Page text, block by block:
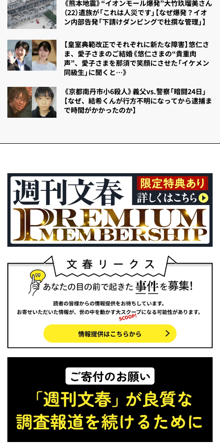
《熊本地震》“イオンモール爆発”大竹玖瑠美さん
（22）遺族が「これは人災です」【なぜ爆発？イオ
ン内部告発「下請けダンピングで杜撰な管理」】
【皇室典範改正でそれぞれに新たな障害】悠仁さ
ま、愛子さまのご結婚《悠仁さまの“貴重肉
声”、愛子さまを那須で笑顔にさせた「イケメン
同級生」に聞くと…》
《京都南丹市小6殺人》義父vs.警察「暗闘24日」
【なぜ、結希くんが行方不明になってから逮捕ま
で時間がかかったのか】